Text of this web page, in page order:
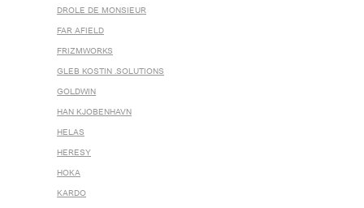
DROLE DE MONSIEUR
FAR AFIELD
FRIZMWORKS
GLEB KOSTIN .SOLUTIONS
GOLDWIN
HAN KJOBENHAVN
HELAS
HERESY
HOKA
KARDO